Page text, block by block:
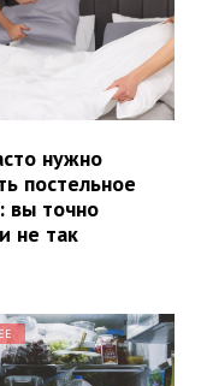
нужно
постельное
вы точно
не так